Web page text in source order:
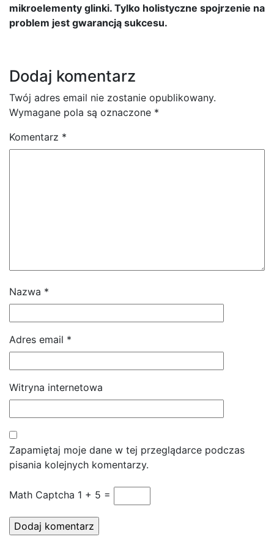
mikroelementy glinki. Tylko holistyczne spojrzenie na
problem jest gwarancją sukcesu.
Dodaj komentarz
Twój adres email nie zostanie opublikowany.
Wymagane pola są oznaczone *
Komentarz *
Nazwa *
Adres email *
Witryna internetowa
Zapamiętaj moje dane w tej przeglądarce podczas
pisania kolejnych komentarzy.
Math Captcha 1 + 5 =